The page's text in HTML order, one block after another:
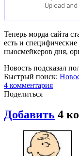
Теперь морда сайта
есть и
ньюсмейкеров дня,
Новость подсказал
Быстрый поиск:
4 комментария
Поделиться
Добавить 4